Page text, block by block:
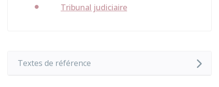
Tribunal judiciaire
Textes de référence